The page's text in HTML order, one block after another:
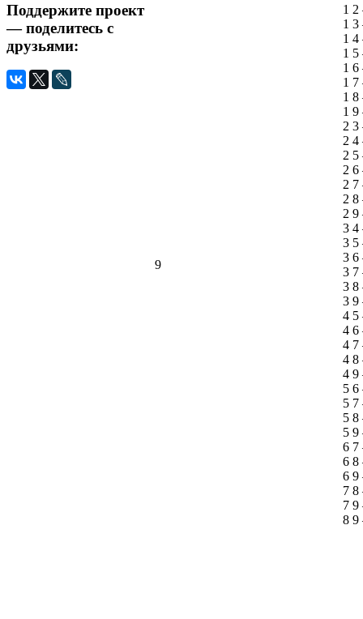
Поддержите проект
— поделитесь с
друзьями:
9
1 2
1 3
1 4
1 5
1 6
1 7
1 8
1 9
2 3
2 4
2 5
2 6
2 7
2 8
2 9
3 4
3 5
3 6
3 7
3 8
3 9
4 5
4 6
4 7
4 8
4 9
5 6
5 7
5 8
5 9
6 7
6 8
6 9
7 8
7 9
8 9